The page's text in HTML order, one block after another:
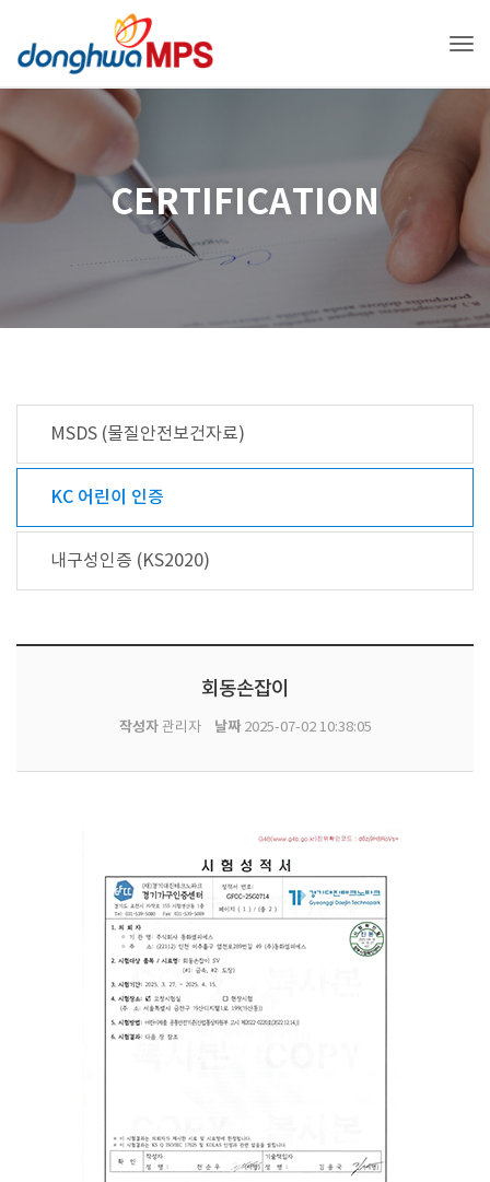
CERTIFICATION
MSDS (물질안전보건자료)
KC 어린이 인증
내구성인증 (KS2020)
회동손잡이
작성자관리자 날짜2025-07-02 10:38:05